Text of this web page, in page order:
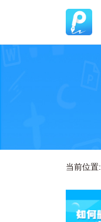
当前位置: